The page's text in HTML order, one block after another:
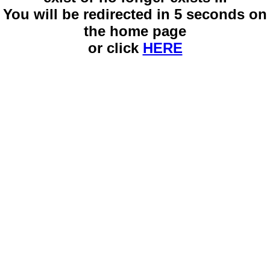
You will be redirected in 5 seconds on
the home page
or click HERE